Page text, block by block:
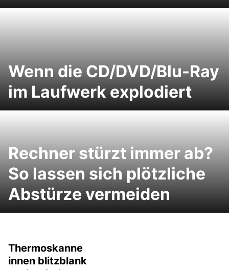
Wenn die CD/DVD/Blu-Ray
im Laufwerk explodiert
Rechner stürzt immer ab?
So lassen sich plötzliche
Abstürze vermeiden
Thermoskanne
innen blitzblank